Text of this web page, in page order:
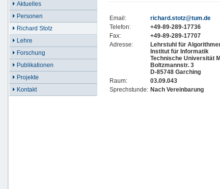
Aktuelles
Personen
Richard Stotz
Lehre
Forschung
Publikationen
Projekte
Kontakt
Email:
richard.stotz@tum.de
Telefon:
+49-89-289-17736
Fax:
+49-89-289-17707
Adresse:
Lehrstuhl für
Institut für Informatik
Technische Universität
Boltzmannstr. 3
D-85748 Garching
Raum:
03.09.043
Sprechstunde: Nach Vereinbarung